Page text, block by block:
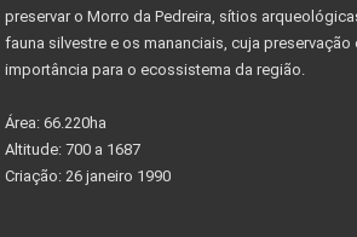
preservar o Morro da Pedreira, sítios
fauna silvestre e os mananciais, cuja preservação
importância para o ecossistema da região.
Área: 66.220ha
Altitude: 700 a 1687
Criação: 26 janeiro 1990